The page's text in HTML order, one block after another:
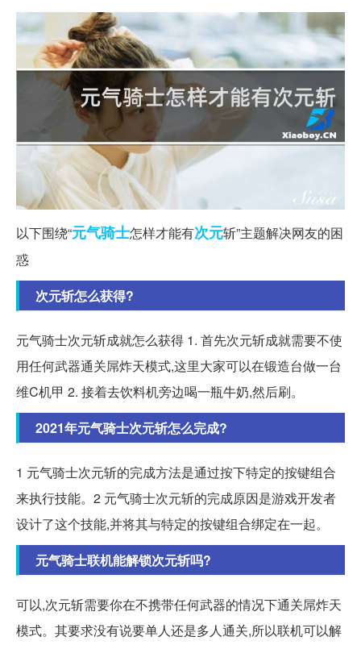
以下围绕“元气骑士怎样才能有次元斩”主题解决网友的困
惑
次元斩怎么获得?
元气骑士次元斩成就怎么获得 1. 首先次元斩成就需要不使
用任何武器通关屌炸天模式,这里大家可以在锻造台做一台
维C机甲 2. 接着去饮料机旁边喝一瓶牛奶,然后刷。
2021年元气骑士次元斩怎么完成?
1 元气骑士次元斩的完成方法是通过按下特定的按键组合
来执行技能。2 元气骑士次元斩的完成原因是游戏开发者
设计了这个技能,并将其与特定的按键组合绑定在一起。
元气骑士联机能解锁次元斩吗?
可以,次元斩需要你在不携带任何武器的情况下通关屌炸天
模式。其要求没有说要单人还是多人通关,所以联机可以解